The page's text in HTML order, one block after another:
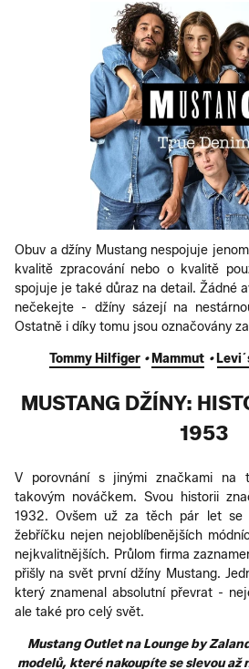
Obuv a džíny Mustang nespojuje
kvalitě zpracování nebo o kvalitě
spojuje je také důraz na detail. Žádné
nečekejte - džíny sázejí na
Ostatně i díky tomu jsou označovány
Tommy Hilfiger • Mammut •
MUSTANG DŽÍNY:
1953
V porovnání s jinými značkami na
takovým nováčkem. Svou historii
1932. Ovšem už za těch pár let se
žebříčku nejen nejoblíbenějších
nejkvalitnějších. Průlom firma
přišly na svět první džíny Mustang.
který znamenal absolutní převrat -
ale také pro celý svět.
Mustang Outlet na Lounge by
modelů, které nakoupíte se slevou